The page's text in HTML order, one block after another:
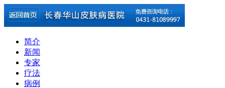
简介
新闻
专家
疗法
病例